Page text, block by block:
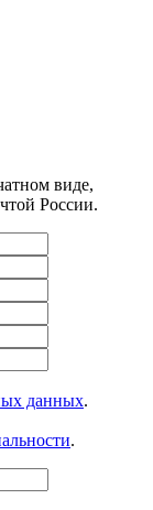
виде,
России.
данных.
.